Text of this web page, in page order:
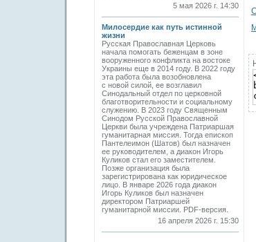
5 мая 2026 г. 14:30
Милосердие как путь истинной
жизни
Русская Православная Церковь
начала помогать беженцам в зоне
вооруженного конфликта на востоке
Украины еще в 2014 году. В 2022 году
эта работа была возобновлена
с новой силой, ее возглавил
Синодальный отдел по церковной
благотворительности и социальному
служению. В 2023 году Священным
Синодом Русской Православной
Церкви была учреждена Патриаршая
гуманитарная миссия. Тогда епископ
Пантелеимон (Шатов) был назначен
ее руководителем, а диакон Игорь
Куликов стал его заместителем.
Позже организация была
зарегистрирована как юридическое
лицо. В январе 2026 года диакон
Игорь Куликов был назначен
директором Патриаршей
гуманитарной миссии. PDF-версия.
16 апреля 2026 г. 15:30